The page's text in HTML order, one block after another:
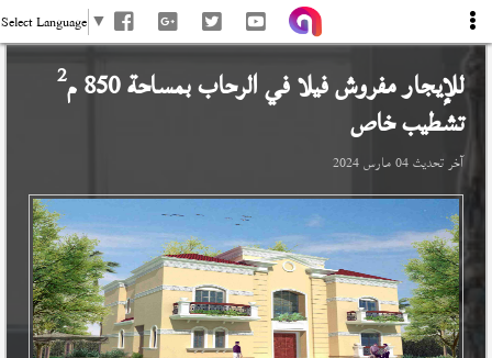
Select Language ▼
للإيجار مفروش فيلا فيالرحاببمساحة 850 م 2
تشطيب خاص
آخر تحديث04 مارس 2024